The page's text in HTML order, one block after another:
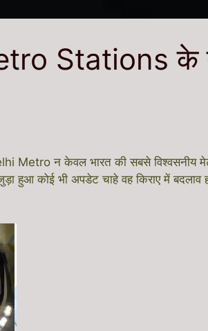
Stations के
Metro न केवल भारत की सबसे विश्वसनीय
हुआ कोई भी अपडेट चाहे वह किराए में बदलाव